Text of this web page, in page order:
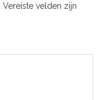
Vereiste velden zijn